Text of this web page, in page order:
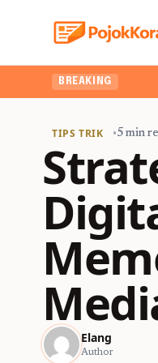
BREAKING
TIPS TRIK •5 min
Elang
Author